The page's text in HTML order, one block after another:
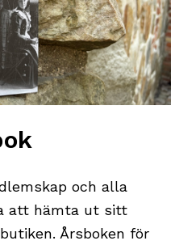
och alla
att hämta ut sitt
Årsboken för